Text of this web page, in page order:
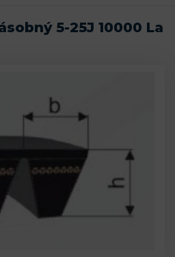
5-25J 10000 La